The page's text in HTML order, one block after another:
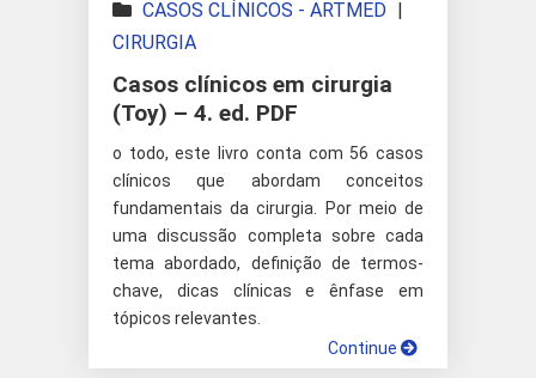
CASOS CLÍNICOS - ARTMED |
CIRURGIA
Casos clínicos em cirurgia
(Toy) – 4. ed. PDF
o todo, este livro conta com 56 casos
clínicos que abordam conceitos
fundamentais da cirurgia. Por meio de
uma discussão completa sobre cada
tema abordado, definição de termos-
chave, dicas clínicas e ênfase em
tópicos relevantes.
Continue